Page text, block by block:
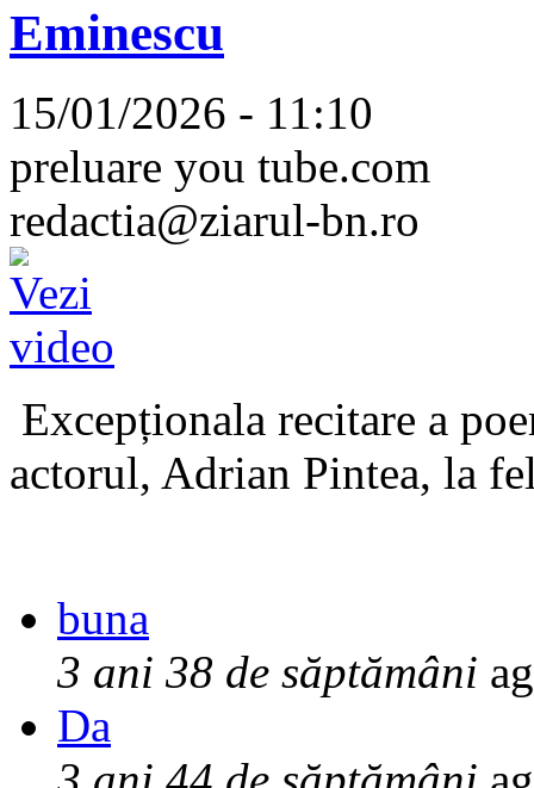
Eminescu
15/01/2026 - 11:10
preluare you tube.com
redactia@ziarul-bn.ro
Excepționala recitare a
actorul, Adrian Pintea, la
buna
3 ani 38 de săptămâni
Da